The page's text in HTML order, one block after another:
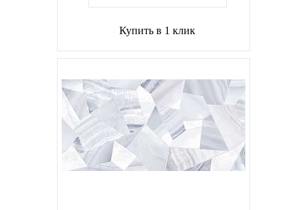
Купить в 1 клик